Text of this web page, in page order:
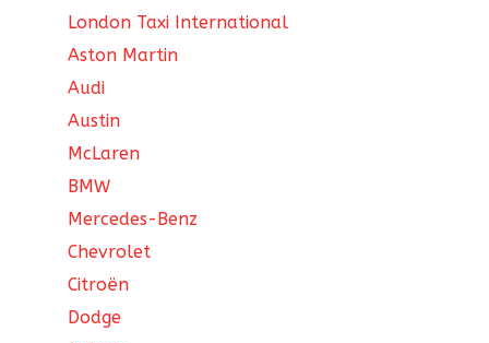
London Taxi International
Aston Martin
Audi
Austin
McLaren
BMW
Mercedes-Benz
Chevrolet
Citroën
Dodge